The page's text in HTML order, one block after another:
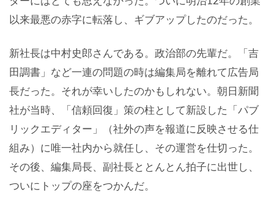
以来最悪の赤字に転落し、ギブアップしたのだった。
新社長は中村史郎さんである。政治部の先輩だ。「吉
田調書」など一連の問題の時は編集局を離れて広告局
長だった。それが幸いしたのかもしれない。朝日新聞
社が当時、「信頼回復」策の柱として新設した「パブ
リックエディター」（社外の声を報道に反映させる仕
組み）に唯一社内から就任し、その運営を仕切った。
その後、編集局長、副社長ととんとん拍子に出世し、
ついにトップの座をつかんだ。